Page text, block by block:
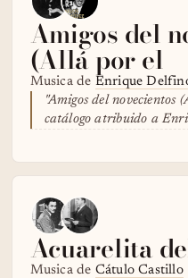
Amigos del
(Allá por el
Musica de Enrique
"Amigos del novecientos
catálogo atribuido a
Acuarelita
Musica de Cátulo Castillo